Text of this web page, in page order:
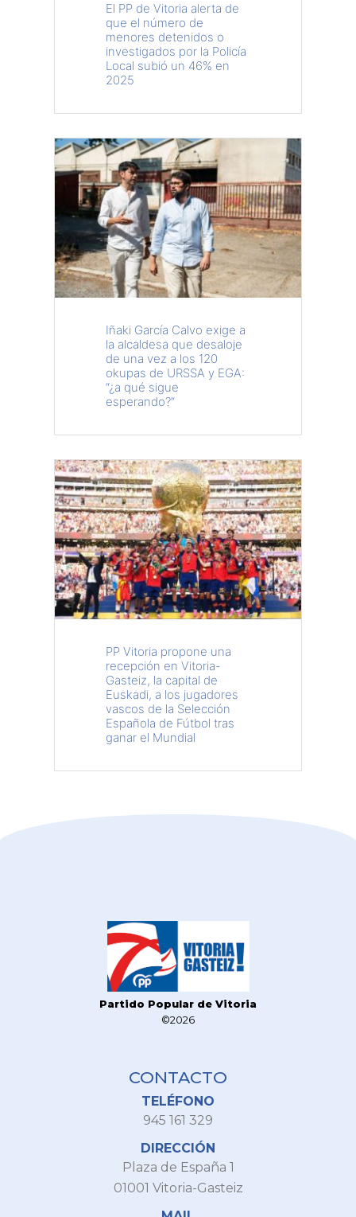
El PP de Vitoria alerta de
que el número de
menores detenidos o
investigados por la Policía
Local subió un 46% en
2025
Iñaki García Calvo exige a
la alcaldesa que desaloje
de una vez a los 120
okupas de URSSA y EGA:
“¿a qué sigue
esperando?”
PP Vitoria propone una
recepción en Vitoria-
Gasteiz, la capital de
Euskadi, a los jugadores
vascos de la Selección
Española de Fútbol tras
ganar el Mundial
Partido Popular de Vitoria
©2026
CONTACTO
TELÉFONO
945 161 329
DIRECCIÓN
Plaza de España 1
01001 Vitoria-Gasteiz